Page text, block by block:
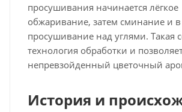
просушивания начинается лёгкое
обжаривание, затем сминание и
просушивание над углями. Такая
технология обработки и
непревзойденный цветочный
История и